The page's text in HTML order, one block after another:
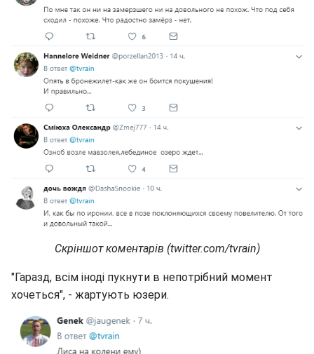
Скріншот коментарів (twitter.com/tvrain)
"Гаразд, всім іноді пукнути в непотрібний момент
хочеться", - жартують юзери.